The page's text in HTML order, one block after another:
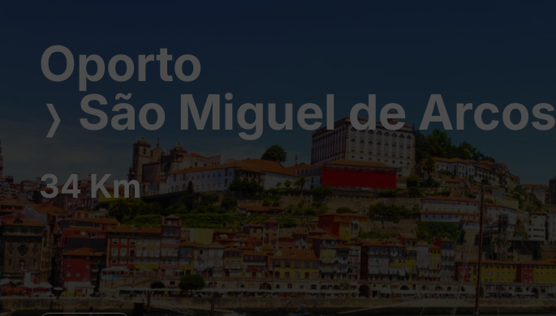
Oporto
❭ São Miguel de Arcos
34 Km